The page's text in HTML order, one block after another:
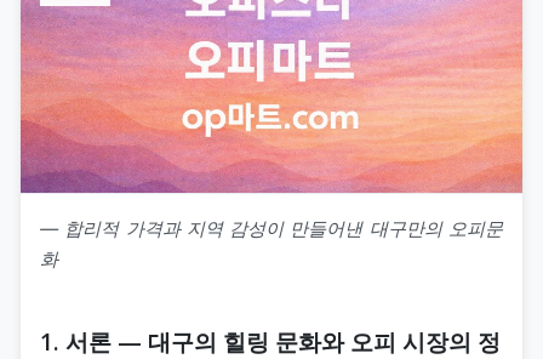
― 합리적 가격과 지역 감성이 만들어낸 대구만의 오피문
화
1. 서론 — 대구의 힐링 문화와 오피 시장의 정